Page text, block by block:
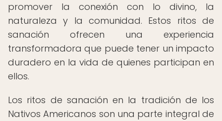
promover la conexión con lo divino, la
naturaleza y la comunidad. Estos ritos de
sanación ofrecen una experiencia
transformadora que puede tener un impacto
duradero en la vida de quienes participan en
ellos.
Los ritos de sanación en la tradición de los
Nativos Americanos son una parte integral de